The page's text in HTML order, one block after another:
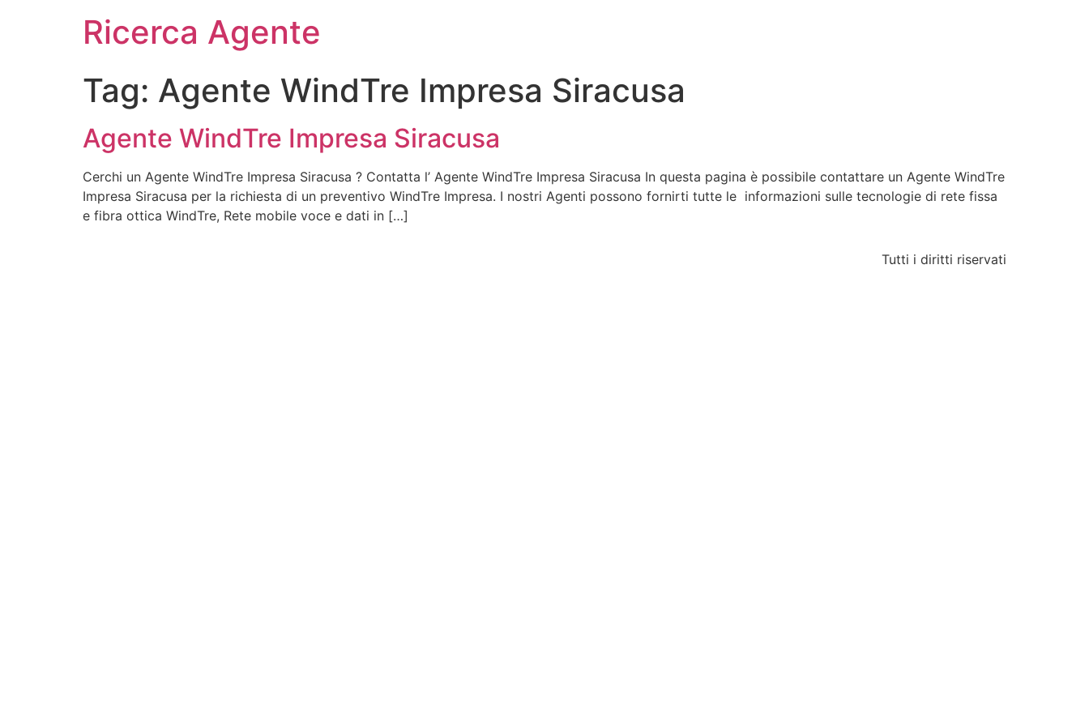
Ricerca Agente
Tag: Agente WindTre Impresa Siracusa
Agente WindTre Impresa Siracusa
Cerchi un Agente WindTre Impresa Siracusa ? Contatta l’ Agente WindTre Impresa Siracusa In questa pagina è possibile contattare un Agente WindTre
Impresa Siracusa per la richiesta di un preventivo WindTre Impresa. I nostri Agenti possono fornirti tutte le informazioni sulle tecnologie di rete fissa
e fibra ottica WindTre, Rete mobile voce e dati in […]
Tutti i diritti riservati